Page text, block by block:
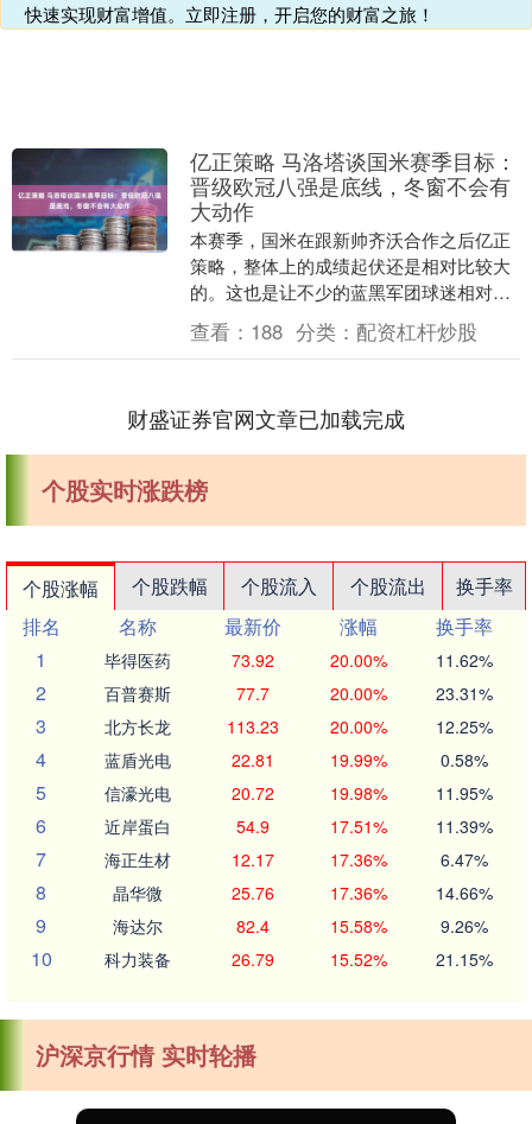
快速实现财富增值。立即注册，开启您的财富之旅！
亿正策略 马洛塔谈国米赛季目标：
晋级欧冠八强是底线，冬窗不会有
大动作
本赛季，国米在跟新帅齐沃合作之后亿正
策略，整体上的成绩起伏还是相对比较大
的。这也是让不少的蓝黑军团球迷相对比
较不满的点，主席马洛塔接受采访时谈到
了这个问题，他表....
查看： 188 分类： 配资杠杆炒股
财盛证券官网文章已加载完成
个股实时涨跌榜
个股涨幅 个股跌幅 个股流入 个股流出
换手率
排名
名称 最新价 涨幅
换手率
1
毕得医药 73.92 20.00% 11.62%
2 百普赛斯 77.7 20.00% 23.31%
3 北方长龙 113.23 20.00% 12.25%
4 蓝盾光电 22.81 19.99% 0.58%
5 信濠光电 20.72 19.98% 11.95%
6 近岸蛋白 54.9 17.51% 11.39%
7 海正生材 12.17 17.36% 6.47%
8 晶华微 25.76 17.36% 14.66%
9 海达尔 82.4 15.58% 9.26%
10 科力装备 26.79 15.52% 21.15%
沪深京行情 实时轮播